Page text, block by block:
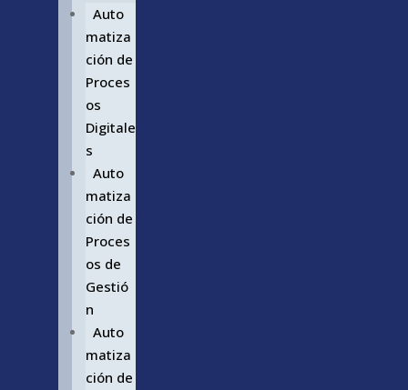
Auto
matiza
ción de
Proces
os
Digitale
s
Auto
matiza
ción de
Proces
os de
Gestió
n
Auto
matiza
ción de